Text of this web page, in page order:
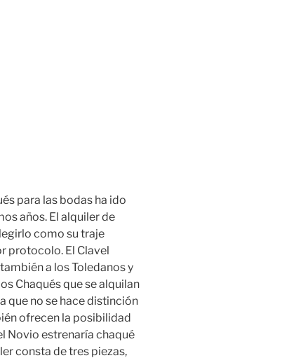
para las bodas ha ido
años. El alquiler de
como su traje
protocolo. El Clavel
a los Toledanos y
Chaqués que se alquilan
que no se hace distinción
ofrecen la posibilidad
Novio estrenaría chaqué
consta de tres piezas,